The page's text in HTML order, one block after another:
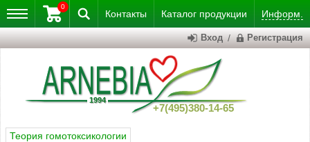
Контакты Каталог продукции Информ.
+7(495)380-14-65
0
Вход / Регистрация
Теория гомотоксикологии